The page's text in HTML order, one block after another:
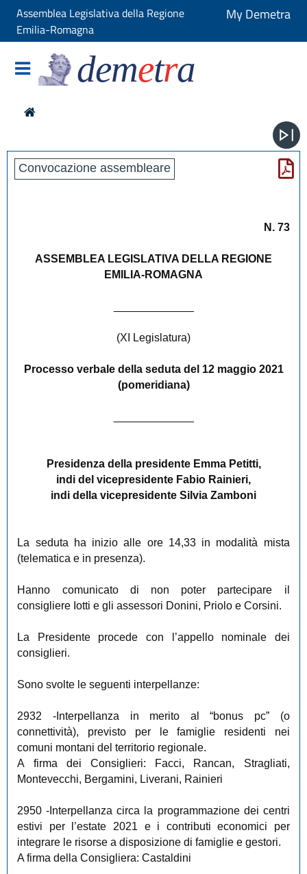
Assemblea Legislativa della Regione
Emilia-Romagna
My Demetra
demetra
Convocazione assembleare
N. 73
ASSEMBLEA LEGISLATIVA DELLA REGIONE
EMILIA-ROMAGNA
(XI Legislatura)
Processo verbale della seduta del 12 maggio 2021
(pomeridiana)
Presidenza della presidente Emma Petitti,
indi del vicepresidente Fabio Rainieri,
indi della vicepresidente Silvia Zamboni
La seduta ha inizio alle ore 14,33 in modalità mista
(telematica e in presenza).
Hanno comunicato di non poter partecipare il
consigliere Iotti e gli assessori Donini, Priolo e Corsini.
La Presidente procede con l’appello nominale dei
consiglieri.
Sono svolte le seguenti interpellanze:
2932 -Interpellanza in merito al “bonus pc” (o
connettività), previsto per le famiglie residenti nei
comuni montani del territorio regionale.
A firma dei Consiglieri: Facci, Rancan, Stragliati,
Montevecchi, Bergamini, Liverani, Rainieri
2950 -Interpellanza circa la programmazione dei centri
estivi per l’estate 2021 e i contributi economici per
integrare le risorse a disposizione di famiglie e gestori.
A firma della Consigliera: Castaldini